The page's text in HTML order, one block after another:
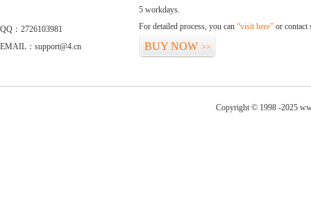
QQ：2726103981
EMAIL：support@4.cn
5 workdays.
For detailed process, you can “visit here” or contact
BUY NOW >>
Copyright © 1998 -2025